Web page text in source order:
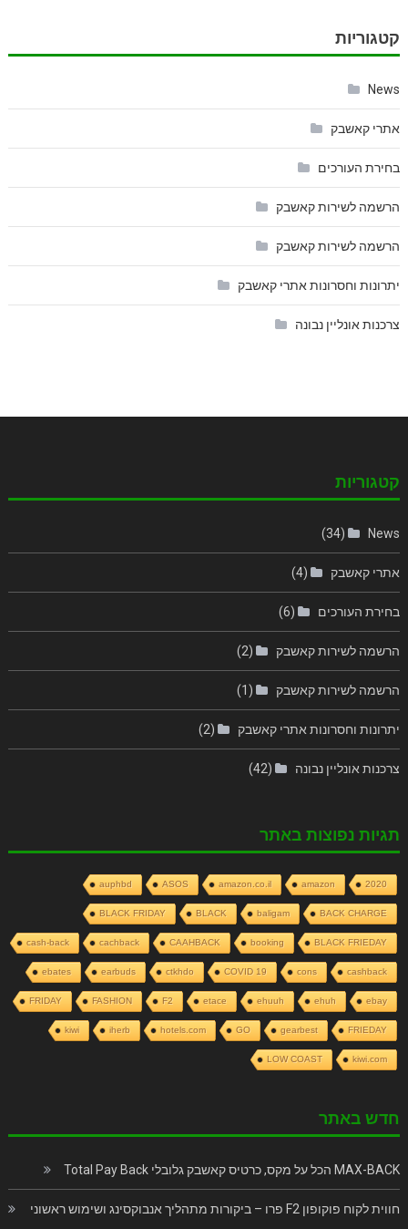
קטגוריות
News
אתרי קאשבק
בחירת העורכים
הרשמה לשירות קאשבק
הרשמה לשירות קאשבק
יתרונות וחסרונות אתרי קאשבק
צרכנות אונליין נבונה
קטגוריות
News
(34)
אתרי קאשבק (4)
בחירת העורכים (6)
הרשמה לשירות קאשבק (2)
הרשמה לשירות קאשבק (1)
יתרונות וחסרונות אתרי קאשבק (2)
צרכנות אונליין נבונה (42)
תגיות נפוצות באתר
2020
amazon
amazon.co.il
ASOS
auphbd
BACK CHARGE
baligam
BLACK
BLACK FRIDAY
BLACK FRIEDAY
booking
CAAHBACK
cachback
cash-back
cashback
cons
COVID 19
ctkhdo
earbuds
ebates
ebay
ehuh
ehuuh
etace
F2
FASHION
FRIDAY
FRIEDAY
gearbest
GO
hotels.com
iherb
kiwi
kiwi.com
LOW COAST
חדש באתר
MAX-BACK הכל על מקס, כרטיס קאשבק גלובלי Total Pay Back
חווית לקוח פוקופון F2 פרו – ביקורות מתהליך אנבוקסינג ושימוש ראשוני